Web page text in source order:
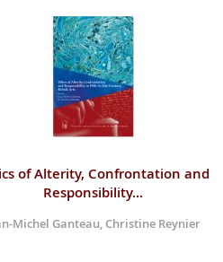
of Alterity, Confrontation and
Responsibility...
Michel Ganteau, Christine Reynier